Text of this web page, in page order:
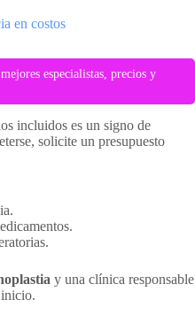
en costos
especialistas, precios y
incluidos es un signo de
solicite un presupuesto
y una clínica responsable